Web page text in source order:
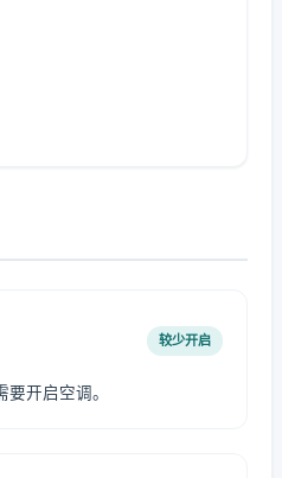
较少开启
开启空调。